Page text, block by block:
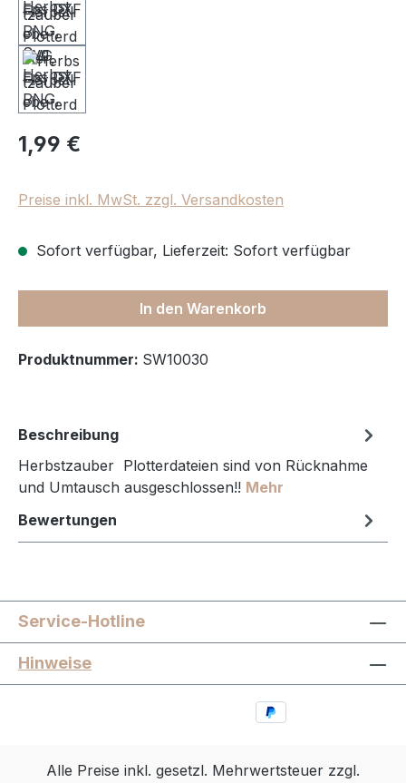
Regulärer Preis:
1,99 €
Preise inkl. MwSt. zzgl. Versandkosten
Sofort verfügbar, Lieferzeit: Sofort verfügbar
In den Warenkorb
Produktnummer: SW10030
Beschreibung
Herbstzauber Plotterdateien sind von Rücknahme
und Umtausch ausgeschlossen!! Mehr
Bewertungen
Service-Hotline
Hinweise
Alle Preise inkl. gesetzl. Mehrwertsteuer zzgl.